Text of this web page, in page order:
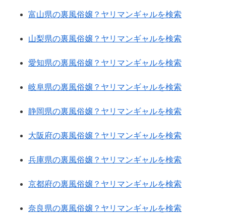
富山県の裏風俗嬢？ヤリマンギャルを検索
山梨県の裏風俗嬢？ヤリマンギャルを検索
愛知県の裏風俗嬢？ヤリマンギャルを検索
岐阜県の裏風俗嬢？ヤリマンギャルを検索
静岡県の裏風俗嬢？ヤリマンギャルを検索
大阪府の裏風俗嬢？ヤリマンギャルを検索
兵庫県の裏風俗嬢？ヤリマンギャルを検索
京都府の裏風俗嬢？ヤリマンギャルを検索
奈良県の裏風俗嬢？ヤリマンギャルを検索